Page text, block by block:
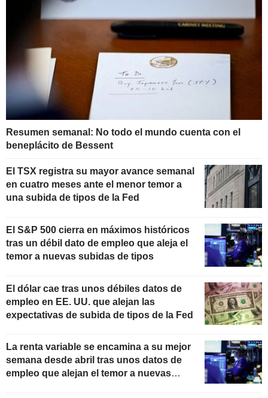
Resumen semanal: No todo el mundo cuenta con el
beneplácito de Bessent
El TSX registra su mayor avance semanal
en cuatro meses ante el menor temor a
una subida de tipos de la Fed
El S&P 500 cierra en máximos históricos
tras un débil dato de empleo que aleja el
temor a nuevas subidas de tipos
El dólar cae tras unos débiles datos de
empleo en EE. UU. que alejan las
expectativas de subida de tipos de la Fed
La renta variable se encamina a su mejor
semana desde abril tras unos datos de
empleo que alejan el temor a nuevas